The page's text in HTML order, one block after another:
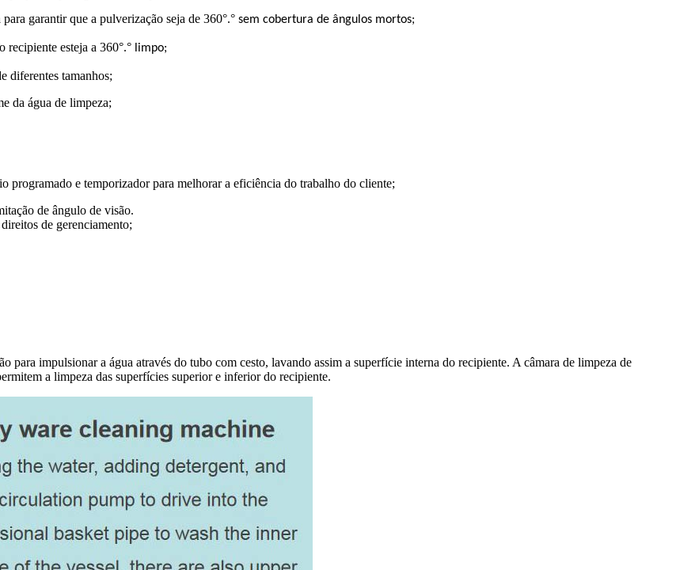
garantir que a pulverização seja de 360°.° sem cobertura de ângulos mortos;
recipiente esteja a 360°.° limpo;
diferentes tamanhos;
da água de limpeza;
e temporizador para melhorar a eficiência do trabalho do cliente;
de ângulo de visão.
de gerenciamento;
para impulsionar a água através do tubo com cesto, lavando assim a superfície interna do recipiente. A câmara de limpeza de
a limpeza das superfícies superior e inferior do recipiente.